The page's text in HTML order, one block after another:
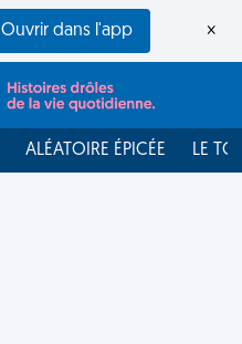
Ouvrir dans l'app ×
ALÉATOIRE ÉPICÉE LE